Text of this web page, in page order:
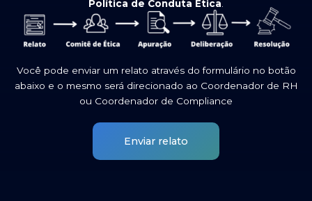
Política de Conduta Ética
Você pode enviar um relato através do formulário no botão
abaixo e o mesmo será direcionado ao Coordenador de RH
ou Coordenador de Compliance
Enviar relato